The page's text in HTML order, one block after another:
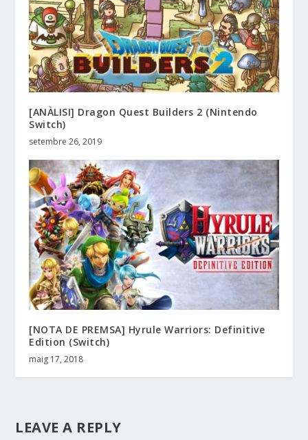
[ANÀLISI] Dragon Quest Builders 2 (Nintendo
Switch)
setembre 26, 2019
[NOTA DE PREMSA] Hyrule Warriors: Definitive
Edition (Switch)
maig 17, 2018
LEAVE A REPLY